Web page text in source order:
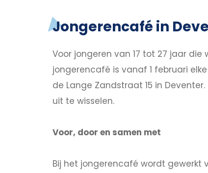
Jongerencafé in
Voor jongeren van 17 tot 27 jaar
jongerencafé is vanaf 1 februari
de Lange Zandstraat 15 in
uit te wisselen.
Voor, door en samen met
Bij het jongerencafé wordt gewerkt